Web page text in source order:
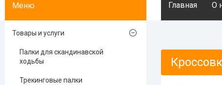
Главная О
Товары и услуги
Палки для скандинавской
ходьбы
Трекинговые палки